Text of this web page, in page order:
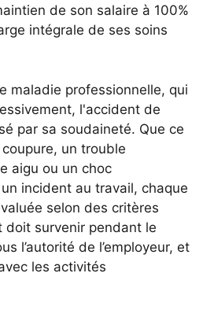
de son salaire à 100%
intégrale de ses soins
maladie professionnelle, qui
l'accident de
par sa soudaineté. Que ce
un trouble
aigu ou un choc
incident au travail, chaque
selon des critères
doit survenir pendant le
l’autorité de l’employeur, et
les activités